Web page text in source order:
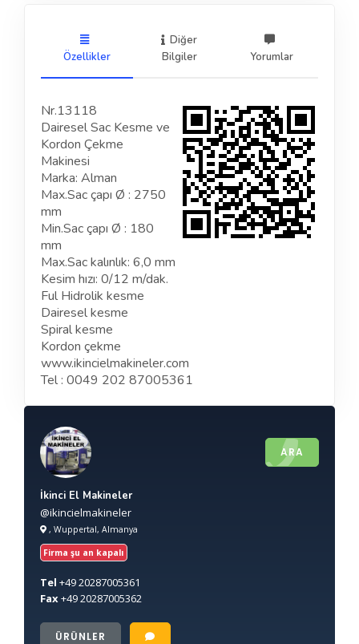
Özellikler
Diğer
Bilgiler
Yorumlar
Nr.13118
Dairesel Sac Kesme ve
Kordon Çekme
Makinesi
Marka: Alman
Max.Sac çapı Ø : 2750
mm
Min.Sac çapı Ø : 180
mm
Max.Sac kalınlık: 6,0 mm
Kesim hızı: 0/12 m/dak.
Ful Hidrolik kesme
Dairesel kesme
Spiral kesme
Kordon çekme
www.ikincielmakineler.com
Tel : 0049 202 87005361
ARA
İkinci El Makineler
@ikincielmakineler
, Wuppertal, Almanya
Firma şu an kapalı
Tel +4920287005361
Fax+4920287005362
ÜRÜNLER